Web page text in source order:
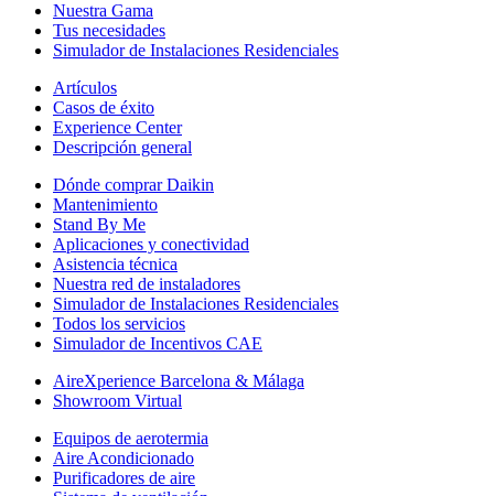
Nuestra Gama
Tus necesidades
Simulador de Instalaciones Residenciales
Artículos
Casos de éxito
Experience Center
Descripción general
Dónde comprar Daikin
Mantenimiento
Stand By Me
Aplicaciones y conectividad
Asistencia técnica
Nuestra red de instaladores
Simulador de Instalaciones Residenciales
Todos los servicios
Simulador de Incentivos CAE
AireXperience Barcelona & Málaga
Showroom Virtual
Equipos de aerotermia
Aire Acondicionado
Purificadores de aire